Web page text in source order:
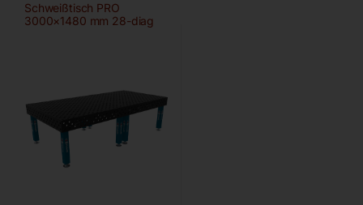
Schweißtisch PRO
3000×1480 mm 28-diag